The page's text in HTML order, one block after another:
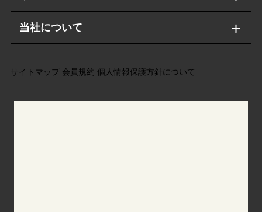
当社について
サイトマップ 会員規約 個人情報保護方針について